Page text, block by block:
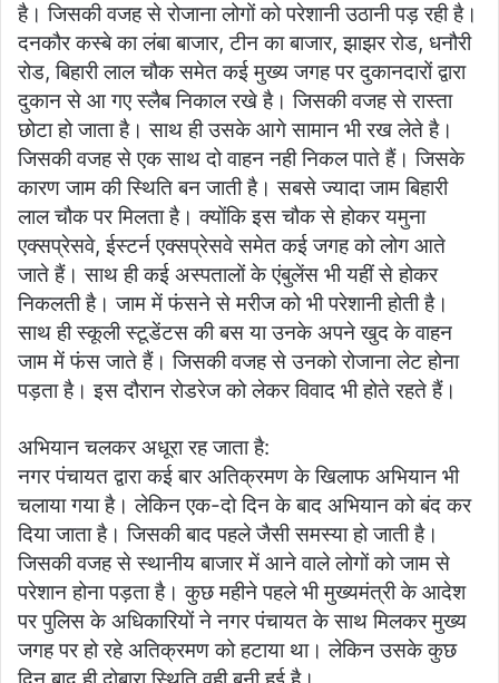
है। जिसकी वजह से रोजाना लोगों को परेशानी उठानी पड़ रही है।
दनकौर कस्बे का लंबा बाजार, टीन का बाजार, झाझर रोड, धनौरी
रोड, बिहारी लाल चौक समेत कई मुख्य जगह पर दुकानदारों द्वारा
दुकान से आ गए स्लैब निकाल रखे है। जिसकी वजह से रास्ता
छोटा हो जाता है। साथ ही उसके आगे सामान भी रख लेते है।
जिसकी वजह से एक साथ दो वाहन नही निकल पाते हैं। जिसके
कारण जाम की स्थिति बन जाती है। सबसे ज्यादा जाम बिहारी
लाल चौक पर मिलता है। क्योंकि इस चौक से होकर यमुना
एक्सप्रेसवे, ईस्टर्न एक्सप्रेसवे समेत कई जगह को लोग आते
जाते हैं। साथ ही कई अस्पतालों के एंबुलेंस भी यहीं से होकर
निकलती है। जाम में फंसने से मरीज को भी परेशानी होती है।
साथ ही स्कूली स्टूडेंटस की बस या उनके अपने खुद के वाहन
जाम में फंस जाते हैं। जिसकी वजह से उनको रोजाना लेट होना
पड़ता है। इस दौरान रोडरेज को लेकर विवाद भी होते रहते हैं।
अभियान चलकर अधूरा रह जाता है:
नगर पंचायत द्वारा कई बार अतिक्रमण के खिलाफ अभियान भी
चलाया गया है। लेकिन एक-दो दिन के बाद अभियान को बंद कर
दिया जाता है। जिसकी बाद पहले जैसी समस्या हो जाती है।
जिसकी वजह से स्थानीय बाजार में आने वाले लोगों को जाम से
परेशान होना पड़ता है। कुछ महीने पहले भी मुख्यमंत्री के आदेश
पर पुलिस के अधिकारियों ने नगर पंचायत के साथ मिलकर मुख्य
जगह पर हो रहे अतिक्रमण को हटाया था। लेकिन उसके कुछ